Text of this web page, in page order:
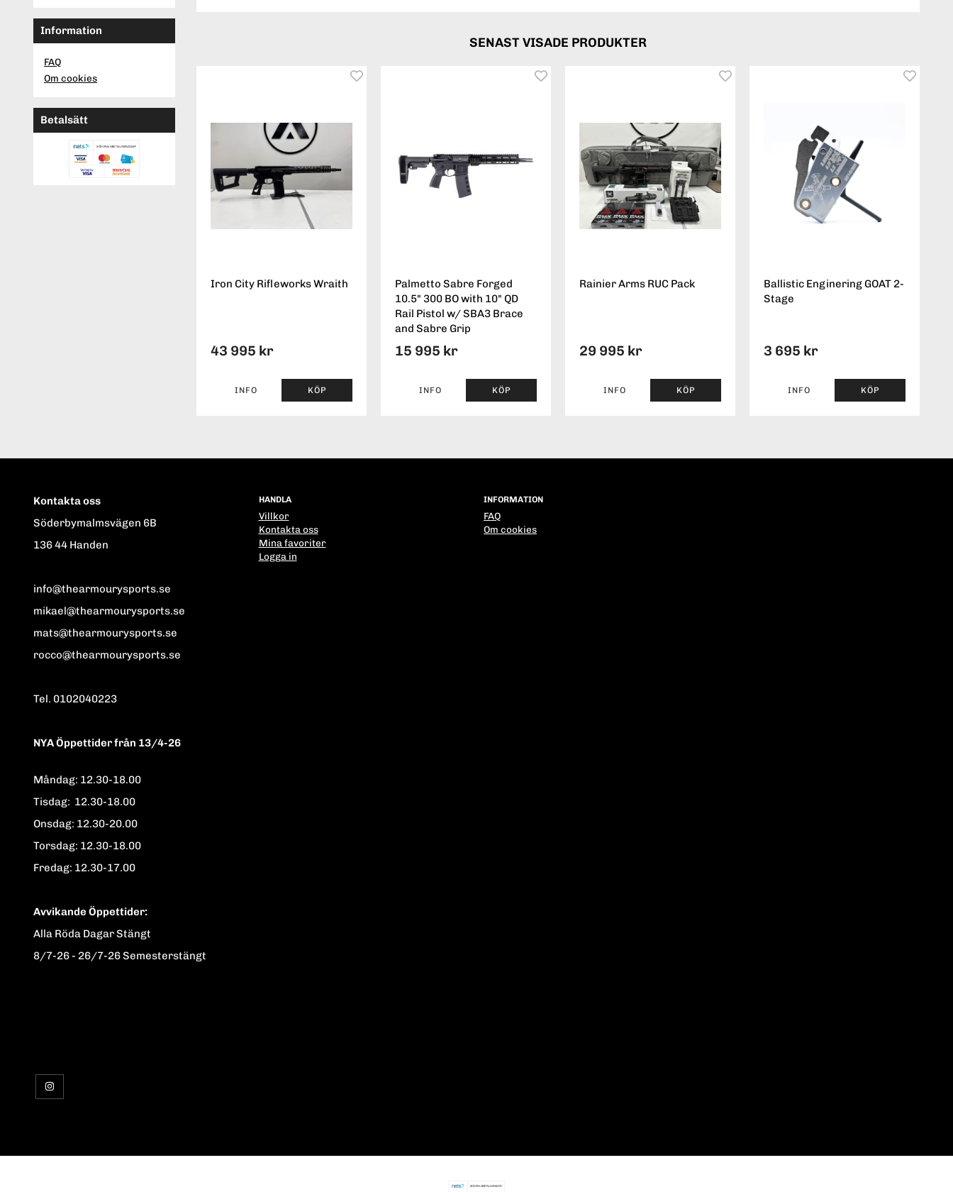
Information
FAQ
Om cookies
Betalsätt
SENAST VISADE PRODUKTER
Iron City Rifleworks Wraith
43 995 kr
INFO KÖP
Palmetto Sabre Forged
10.5" 300 BO with 10" QD
Rail Pistol w/ SBA3 Brace
and Sabre Grip
15 995 kr
INFO KÖP
Rainier Arms RUC Pack
29 995 kr
INFO KÖP
Ballistic Enginering GOAT 2-
Stage
3 695 kr
INFO KÖP
Kontakta oss
Söderbymalmsvägen 6B
136 44 Handen
info@thearmourysports.se
mikael@thearmourysports.se
mats@thearmourysports.se
rocco@thearmourysports.se
Tel. 0102040223
NYA Öppettider från 13/4-26
Måndag: 12.30-18.00
Tisdag: 12.30-18.00
Onsdag: 12.30-20.00
Torsdag: 12.30-18.00
Fredag: 12.30-17.00
Avvikande Öppettider:
Alla Röda Dagar Stängt
8/7-26 - 26/7-26 Semesterstängt
HANDLA
Villkor
Kontakta oss
Mina favoriter
Logga in
INFORMATION
FAQ
Om cookies